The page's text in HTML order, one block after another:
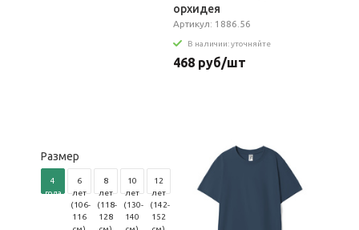
орхидея
Артикул: 1886.56
В наличии: уточняйте
468 руб/шт
Размер
4
года
6
лет
(106-
116
8
лет
(118-
128
10
лет
(130-
140
12
лет
(142-
152